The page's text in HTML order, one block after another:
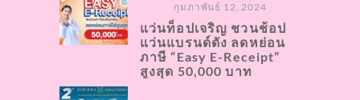
กุมภาพันธ์ 12, 2024
แว่นท็อปเจริญ ชวนช้อป
แว่นแบรนด์ดัง ลดหย่อน
ภาษี “Easy E-Receipt”
สูงสุด 50,000 บาท